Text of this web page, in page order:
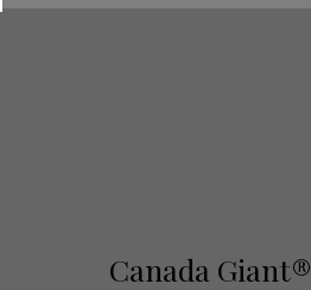
Canada Giant®